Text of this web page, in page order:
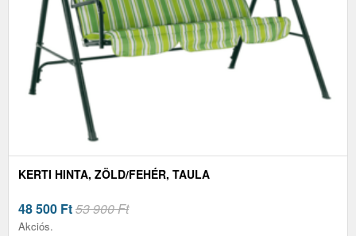
KERTI HINTA, ZÖLD/FEHÉR, TAULA
48 500 Ft53 900 Ft
Akciós.